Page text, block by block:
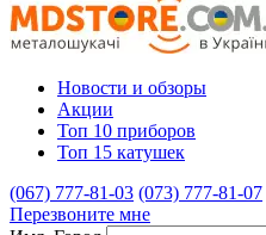
Новости и обзоры
Акции
Топ 10 приборов
Топ 15 катушек
(067) 777-81-03 (073) 777-81-07
Перезвоните мне